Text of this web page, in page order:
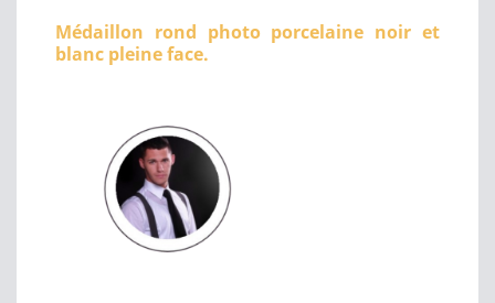
Médaillon rond photo porcelaine noir et
blanc pleine face.